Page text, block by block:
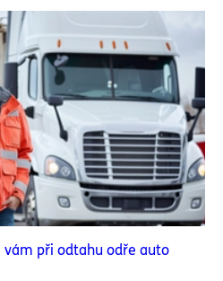
vám při odtahu odře auto